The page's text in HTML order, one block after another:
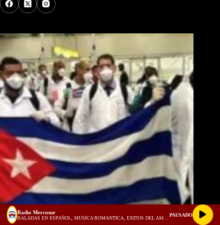
Radio Mercosur
BALADAS EN ESPAÑOL, MÚSICA ROMANTICA, EXITOS DEL AMOR, 1980, 1990, 2000 - 1 HORA PARA ENAMORADOS! (128 kbps)
PAUSADO